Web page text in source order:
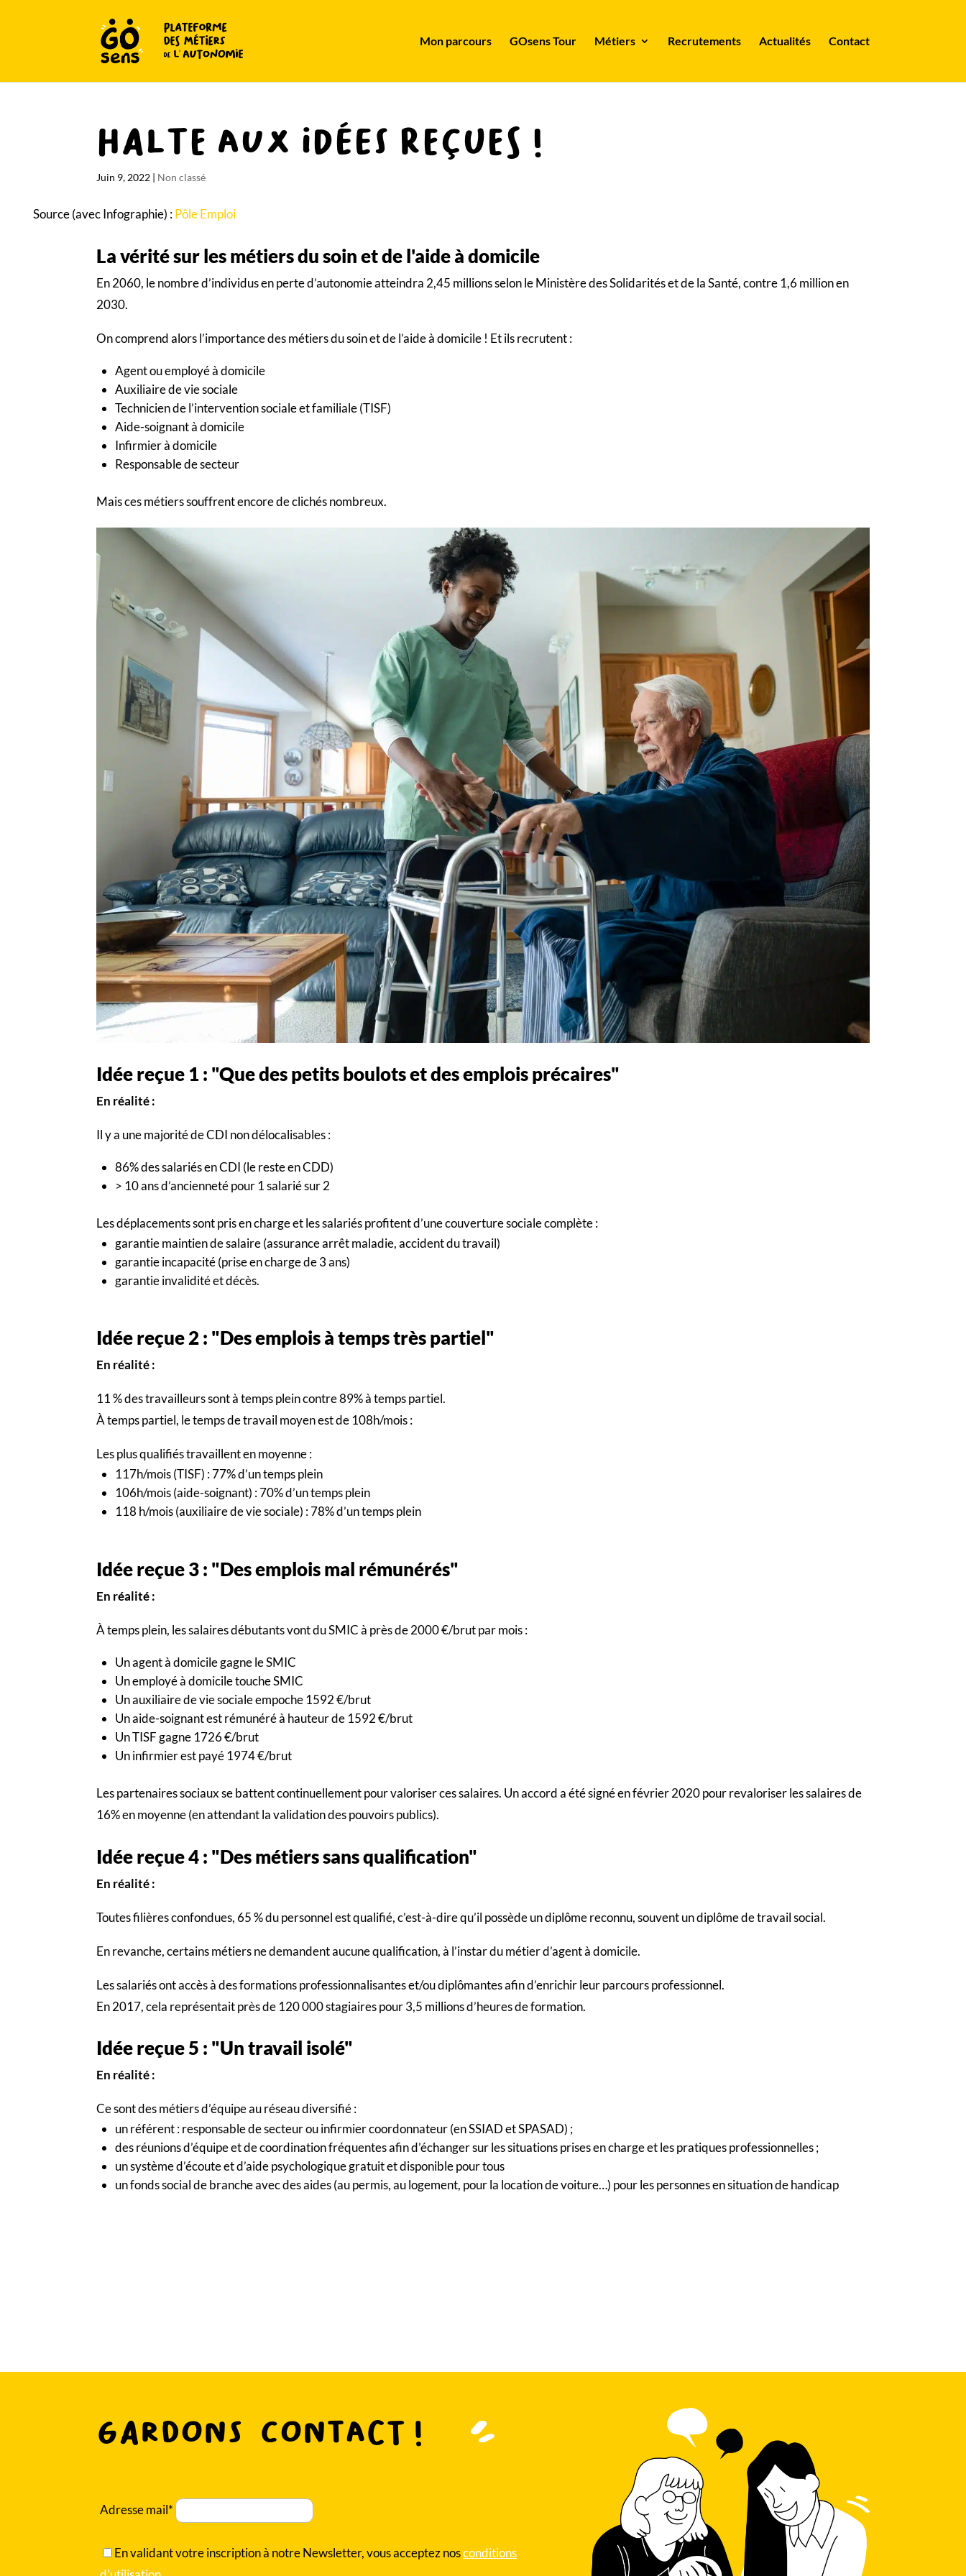
Mon parcours GOsens Tour Métiers Recrutements Actualités Contact
Halte aux idées reçues !
Juin 9, 2022 | Non classé
Source (avec Infographie) :Pôle Emploi
La vérité sur les métiers du soin et de l'aide à domicile
En 2060, le nombre d’individus en perte d’autonomie atteindra 2,45 millions selon le Ministère des Solidarités et de la Santé, contre 1,6 million en
2030.
On comprend alors l’importance des métiers du soin et de l’aide à domicile ! Et ils recrutent :
Agent ou employé à domicile
Auxiliaire de vie sociale
Technicien de l’intervention sociale et familiale (TISF)
Aide-soignant à domicile
Infirmier à domicile
Responsable de secteur
Mais ces métiers souffrent encore de clichés nombreux.
Idée reçue 1 : "Que des petits boulots et des emplois précaires"
En réalité :
Il y a une majorité de CDI non délocalisables :
86% des salariés en CDI (le reste en CDD)
> 10 ans d’ancienneté pour 1 salarié sur 2
Les déplacements sont pris en charge et les salariés profitent d’une couverture sociale complète :
garantie maintien de salaire (assurance arrêt maladie, accident du travail)
garantie incapacité (prise en charge de 3 ans)
garantie invalidité et décès.
Idée reçue 2 : "Des emplois à temps très partiel"
En réalité :
11 % des travailleurs sont à temps plein contre 89% à temps partiel.
À temps partiel, le temps de travail moyen est de 108h/mois :
Les plus qualifiés travaillent en moyenne :
117h/mois (TISF) : 77% d’un temps plein
106h/mois (aide-soignant) : 70% d’un temps plein
118 h/mois (auxiliaire de vie sociale) : 78% d’un temps plein
Idée reçue 3 : "Des emplois mal rémunérés"
En réalité :
À temps plein, les salaires débutants vont du SMIC à près de 2000 €/brut par mois :
Un agent à domicile gagne le SMIC
Un employé à domicile touche SMIC
Un auxiliaire de vie sociale empoche 1592 €/brut
Un aide-soignant est rémunéré à hauteur de 1592 €/brut
Un TISF gagne 1726 €/brut
Un infirmier est payé 1974 €/brut
Les partenaires sociaux se battent continuellement pour valoriser ces salaires. Un accord a été signé en février 2020 pour revaloriser les salaires de
16% en moyenne (en attendant la validation des pouvoirs publics).
Idée reçue 4 : "Des métiers sans qualification"
En réalité :
Toutes filières confondues, 65 % du personnel est qualifié, c’est-à-dire qu’il possède un diplôme reconnu, souvent un diplôme de travail social.
En revanche, certains métiers ne demandent aucune qualification, à l’instar du métier d’agent à domicile.
Les salariés ont accès à des formations professionnalisantes et/ou diplômantes afin d’enrichir leur parcours professionnel.
En 2017, cela représentait près de 120 000 stagiaires pour 3,5 millions d’heures de formation.
Idée reçue 5 : "Un travail isolé"
En réalité :
Ce sont des métiers d’équipe au réseau diversifié :
un référent : responsable de secteur ou infirmier coordonnateur (en SSIAD et SPASAD) ;
des réunions d’équipe et de coordination fréquentes afin d’échanger sur les situations prises en charge et les pratiques professionnelles ;
un système d’écoute et d’aide psychologique gratuit et disponible pour tous
un fonds social de branche avec des aides (au permis, au logement, pour la location de voiture…) pour les personnes en situation de handicap
Gardons contact !
Adresse mail*
En validant votre inscription à notre Newsletter, vous acceptez nosconditions